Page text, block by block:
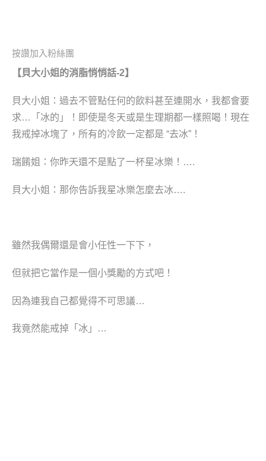
按讚加入粉絲團
【貝大小姐的消脂悄悄話-2】
貝大小姐：過去不管點任何的飲料甚至連開水，我都會要
求…「冰的」！即使是冬天或是生理期都一樣照喝！現在
我戒掉冰塊了，所有的冷飲一定都是 “去冰”！
瑞餚姐：你昨天還不是點了一杯星冰樂！….
貝大小姐：那你告訴我星冰樂怎麼去冰….
雖然我偶爾還是會小任性一下下，
但就把它當作是一個小獎勵的方式吧！
因為連我自己都覺得不可思議…
我竟然能戒掉「冰」…